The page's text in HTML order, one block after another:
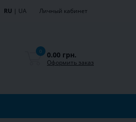
RU | UA Личный кабинет
0 0.00 грн.
Оформить заказ